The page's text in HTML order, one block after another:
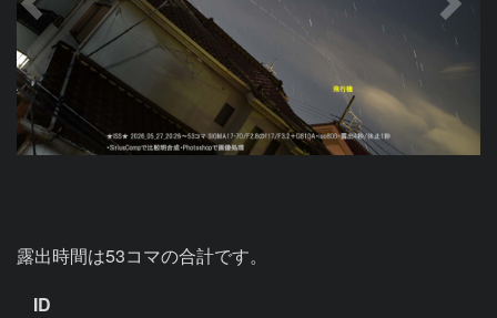
露出時間は53コマの合計です。
ID